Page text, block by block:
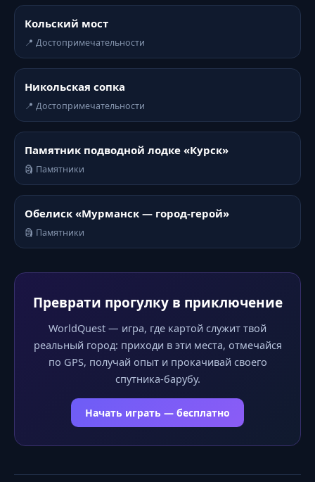
Кольский мост
📍 Достопримечательности
Никольская сопка
📍 Достопримечательности
Памятник подводной лодке «Курск»
🗿 Памятники
Обелиск «Мурманск — город-герой»
🗿 Памятники
Преврати прогулку в приключение
WorldQuest — игра, где картой служит твой
реальный город: приходи в эти места, отмечайся
по GPS, получай опыт и прокачивай своего
спутника-барубу.
Начать играть — бесплатно